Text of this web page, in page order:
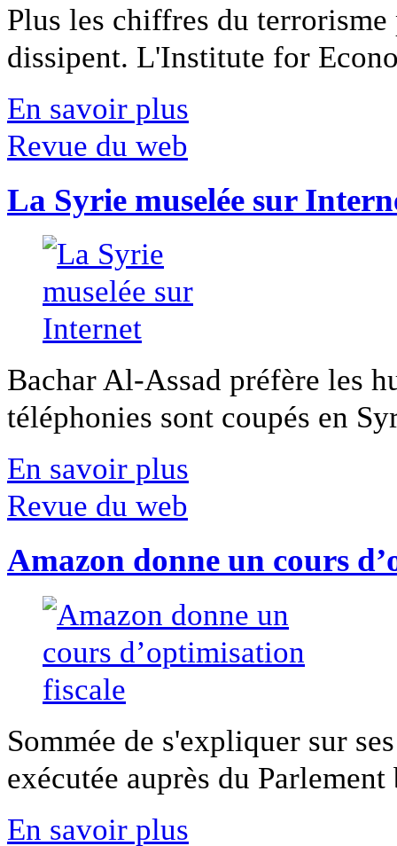
Plus les chiffres du
dissipent. L'Institute for
En savoir plus
Revue du web
La Syrie muselée sur
Bachar Al-Assad préfère les
téléphonies sont coupés en
En savoir plus
Revue du web
Amazon donne un cours
Sommée de s'expliquer sur
exécutée auprès du
En savoir plus